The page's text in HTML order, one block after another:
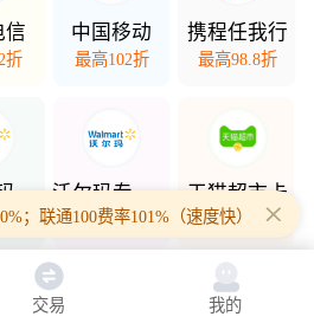
信
折
中国移动
最高102折
携程任我行
最高98.8折
折
沃尔玛专项卡
最高94.3折
天猫超市卡
最高94.7折
；联通100费率101%（速度快）；联通
交易 我的